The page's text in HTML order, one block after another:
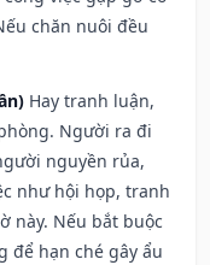
chăn nuôi đều
Hay tranh luận,
Người ra đi
nguyền rủa,
như hội họp, tranh
này. Nếu bắt buộc
để hạn ché gây ẩu